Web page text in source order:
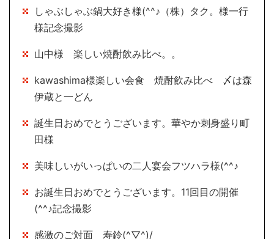
しゃぶしゃぶ鍋大好き様(^^♪（株）タク。様一行
様記念撮影
山中様 楽しい焼酎飲み比べ。。
kawashima様楽しい会食 焼酎飲み比べ 〆は森
伊蔵と一どん
誕生日おめでとうございます。華やか刺身盛り町
田様
美味しいがいっぱいの二人宴会フツハラ様(^^♪
お誕生日おめでとうございます。11回目の開催
(^^♪記念撮影
感激のご対面 寿鈴(^▽^)/